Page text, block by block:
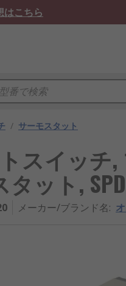
はこちら
/ サーモスタット
スイッチ
ット,
メーカー/ブランド名: